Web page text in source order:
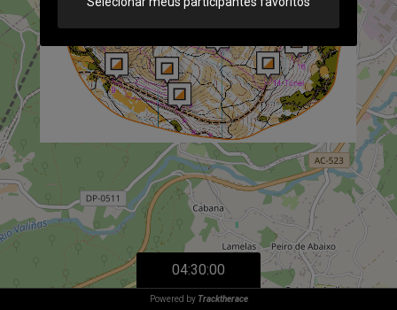
Powered by Tracktherace
04:30:00